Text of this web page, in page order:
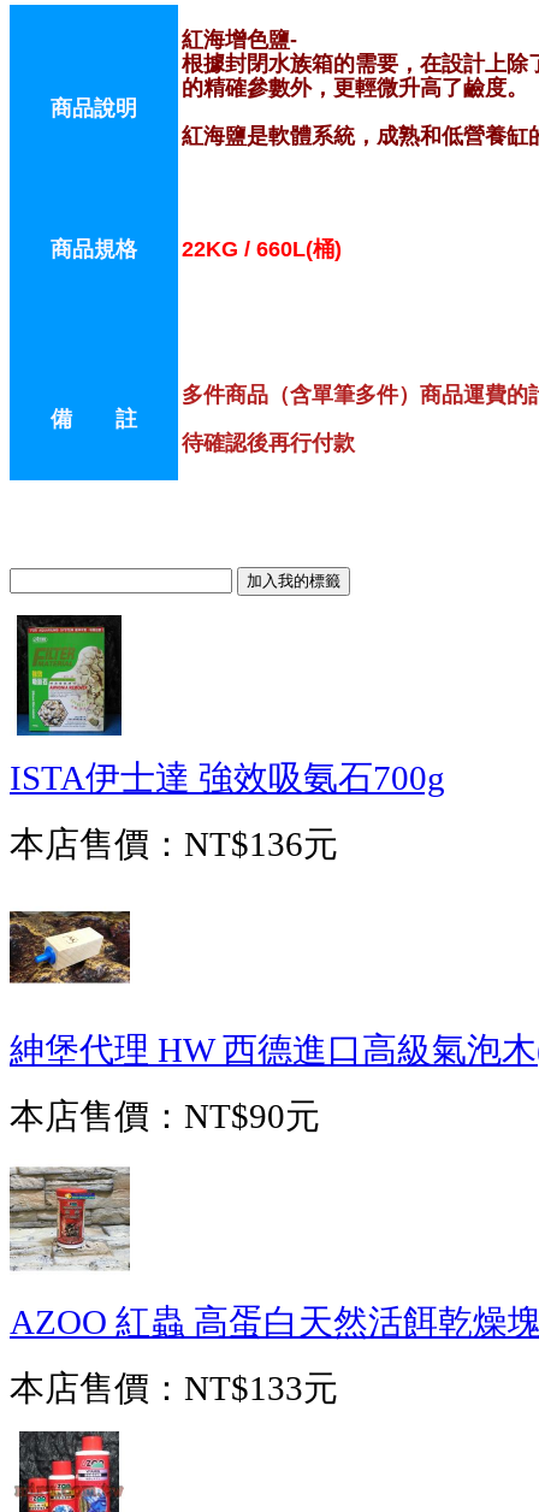
商品說明
紅海增色鹽-
根據封閉水族箱的需要，在設計上除
的精確參數外，更輕微升高了鹼度。
紅海鹽是軟體系統，成熟和低營養缸
商品規格 22KG / 660L(桶)
備 註
多件商品（含單筆多件）商品運費的
待確認後再行付款
ISTA伊士達 強效吸氨石700g
本店售價： NT$136元
紳堡代理 HW 西德進口高級氣泡
本店售價： NT$90元
AZOO 紅蟲 高蛋白天然活餌乾燥
本店售價： NT$133元